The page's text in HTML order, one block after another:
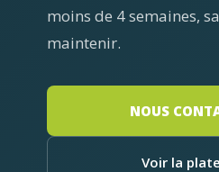
moins de 4 semaines,
maintenir.
NOUS
Voir la